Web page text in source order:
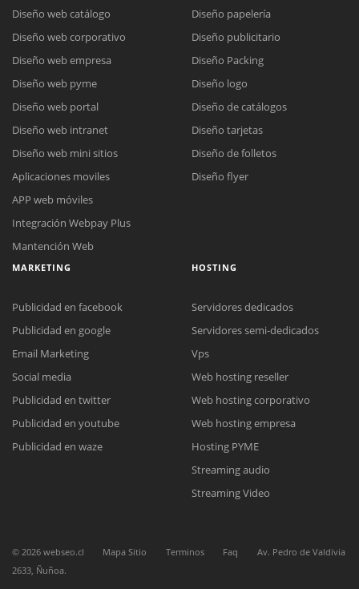
Reunión online
Nuestros ejecutivos le enviarán un correo electrónico con el enlace a
Meet para la reunión online.
Cotización
Chat Online
Todos nuestros ejecutivos están fuera de línea. Complete el formulario
Diseño web catálogo
Diseño web corporativo
Diseño web empresa
Diseño web pyme
Diseño web portal
Diseño web intranet
Diseño web mini sitios
Aplicaciones moviles
APP web móviles
Integración Webpay Plus
Mantención Web
Diseño papelería
Diseño publicitario
Diseño Packing
Diseño logo
Diseño de catálogos
Diseño tarjetas
Diseño de folletos
Diseño flyer
MARKETING
Publicidad en facebook
Publicidad en google
Email Marketing
Social media
Publicidad en twitter
Publicidad en youtube
Publicidad en waze
HOSTING
Servidores dedicados
Servidores semi-dedicados
Vps
Web hosting reseller
Web hosting corporativo
Web hosting empresa
Hosting PYME
Streaming audio
Streaming Video
© 2026 webseo.cl Mapa Sitio Terminos Faq
Av. Pedro de Valdivia
2633, Ñuñoa.